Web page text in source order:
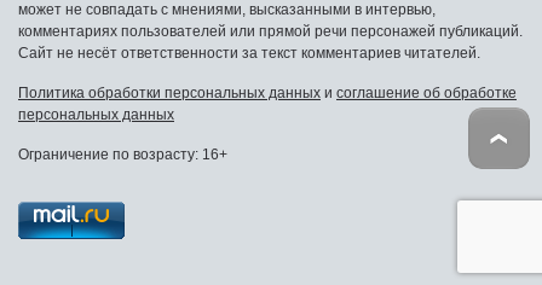
может не совпадать с мнениями, высказанными в интервью,
комментариях пользователей или прямой речи персонажей публикаций.
Сайт не несёт ответственности за текст комментариев читателей.
Политика обработки персональных данных и соглашение об обработке
персональных данных
Ограничение по возрасту: 16+